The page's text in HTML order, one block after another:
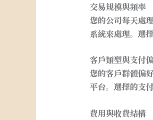
交易規模與頻率
您的公司每天處
系統來處理。選
客戶類型與支付
您的客戶群體偏
平台。選擇的支
費用與收費結構